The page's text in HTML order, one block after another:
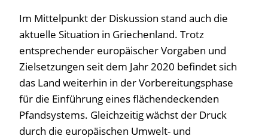
Im Mittelpunkt der Diskussion stand auch die
aktuelle Situation in Griechenland. Trotz
entsprechender europäischer Vorgaben und
Zielsetzungen seit dem Jahr 2020 befindet sich
das Land weiterhin in der Vorbereitungsphase
für die Einführung eines flächendeckenden
Pfandsystems. Gleichzeitig wächst der Druck
durch die europäischen Umwelt- und